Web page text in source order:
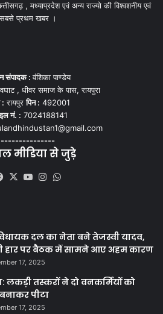
, मध्याप्रदेश एवं अन्य राज्यो की विश्वशनीय एवं
प्रथम खबर ।
संपादक :वंशिका पाण्डेय
, धीवर समाज के पास, रायपुरा
: रायपुरपिन : 492001
नं. : 7024188141
---------------
मीडिया से जुड़े
Facebook
X YouTubeInstagram
दल का नेता बने तेजस्वी यादव,
हार पर बैठक में सामने आए अहम कारण
17, 2025
लकड़ी तस्करों ने दो वनकर्मियों को
पीटा
17, 2025